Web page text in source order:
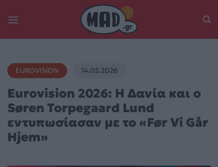
EUROVISION 14.05.2026
Eurovision 2026: Η Δανία και ο
Søren Torpegaard Lund
εντυπωσίασαν με το «Før Vi Går
Hjem»